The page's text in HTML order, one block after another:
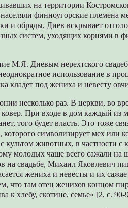
на территории
финноугорские племена
и обряды, Диев вскрывает
систем, уходящих корнями в
М.Я. Диевым нерехтского
использование в
кладет под жениха и невесту
несколько раз. В церкви, во
При входе в дом каждый из
того будет власть. Это тоже
которого символизирует мех или
культом животных, в частности с
молодых чаще всего сажали на
на свадьбе, Михаил Яковлевич
жениха и невесты и их
что там отец женихов концом
к хлебу, скотине, семье» [2, с. 90-